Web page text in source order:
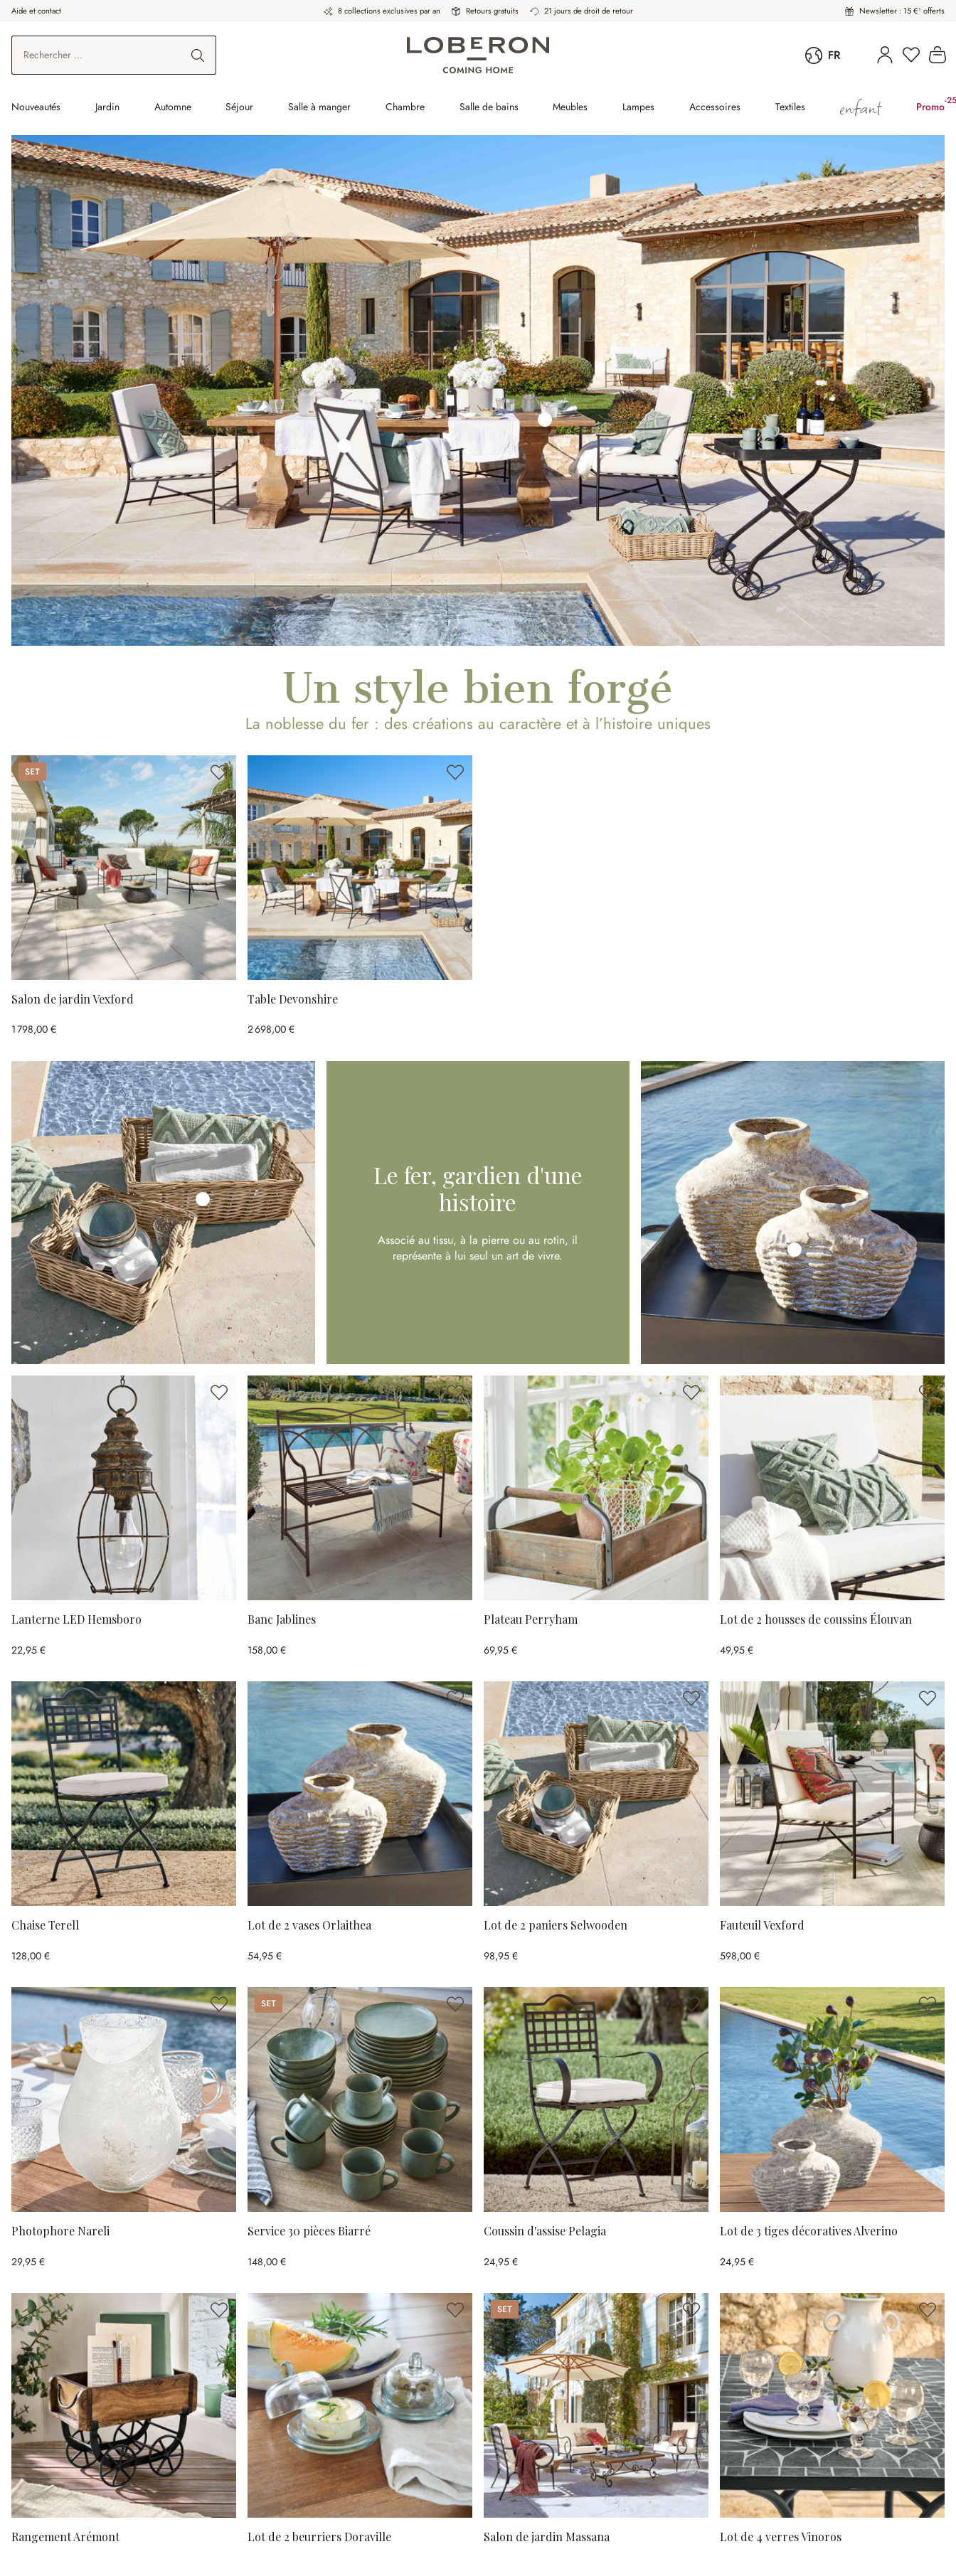
au contenu principal
Aller à la recherche
Aller à la navigation principale
Aide et contact 8 collections exclusives par an Retours gratuits 21 jours de droit de retour Newsletter : 15 €¹ offerts
FR Vous
Nouveautés Jardin Automne Séjour Salle à manger Chambre Salle de bains Meubles Lampes Accessoires Textiles enfant Promo-
Un style bien forgé
La noblesse du fer : des créations au caractère et à l’histoire uniques
Set
Salon de jardin Vexford
1 798,00 €
Table Devonshire
2 698,00 €
Le fer, gardien d'une
histoire
Associé au tissu, à la pierre ou au rotin, il
représente à lui seul un art de vivre.
Lanterne LED Hemsboro
22,95 €
Banc Jablines
158,00 €
Plateau Perryham
69,95 €
Lot de 2 housses de coussins Élouvan
49,95 €
Chaise Terell
128,00 €
Lot de 2 vases Orlaithea
54,95 €
Lot de 2 paniers Selwooden
98,95 €
Fauteuil Vexford
598,00 €
Photophore Nareli
29,95 €
Set
Service 30 pièces Biarré
148,00 €
Coussin d'assise Pelagia
24,95 €
Lot de 3 tiges décoratives Alverino
24,95 €
Rangement Arémont Lot de 2 beurriers Doraville
Set
Salon de jardin Massana Lot de 4 verres Vinoros